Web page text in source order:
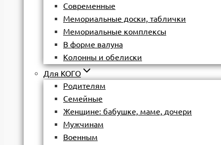
Современные
Мемориальные доски, таблички
Мемориальные комплексы
В форме валуна
Колонны и обелиски
Для КОГО
Родителям
Семейные
Женщине: бабушке, маме, дочери
Мужчинам
Военным